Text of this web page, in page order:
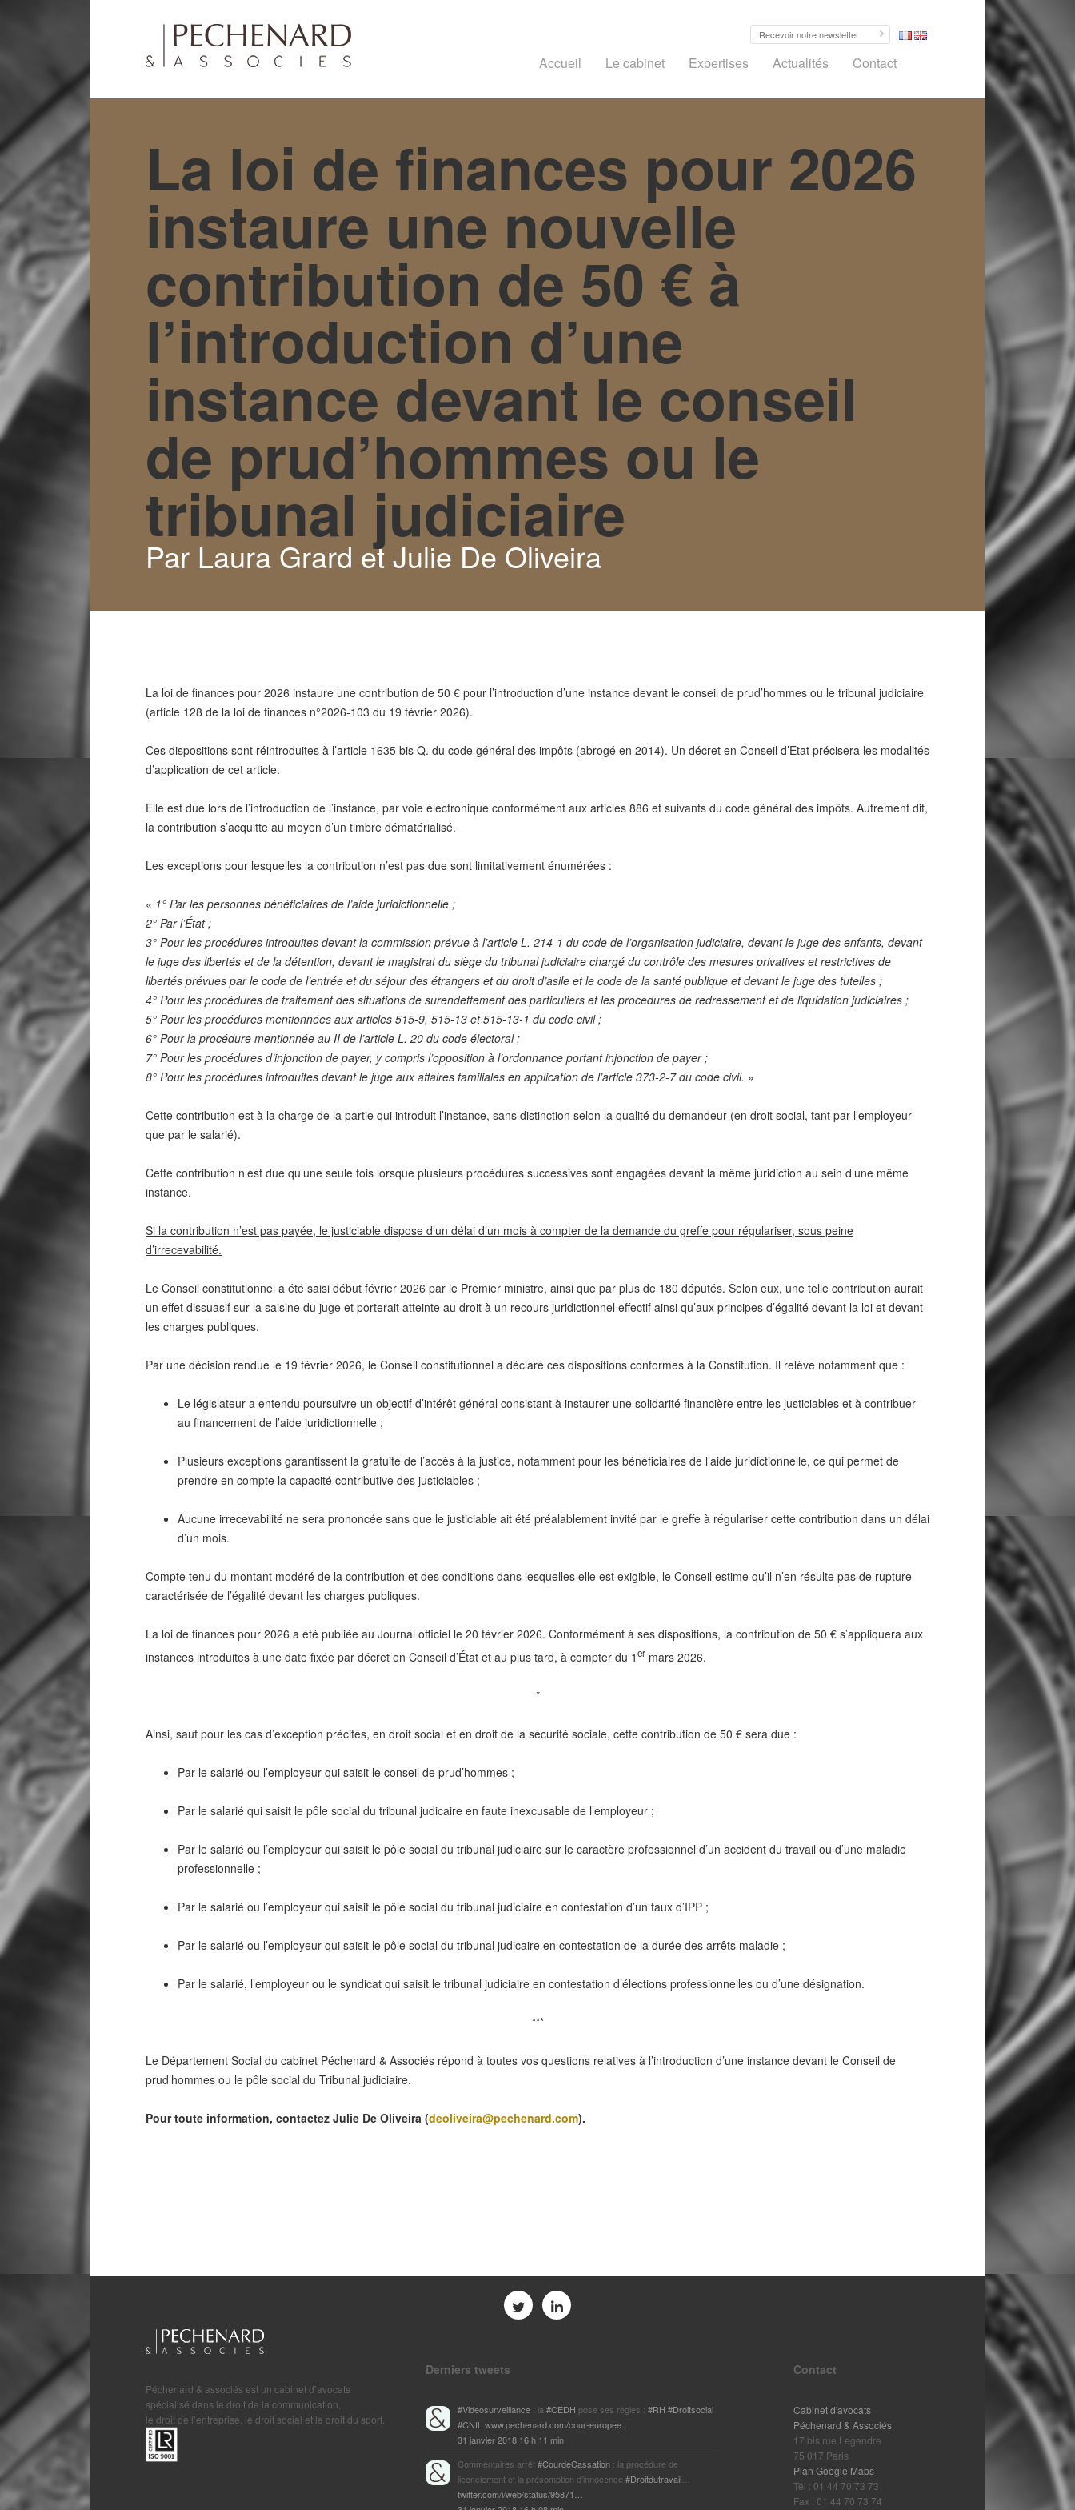
Accueil Le cabinet Expertises Actualités Contact
La loi de finances pour 2026
instaure une nouvelle
contribution de 50 € à
l’introduction d’une
instance devant le conseil
de prud’hommes ou le
tribunal judiciaire
Par Laura Grard et Julie De Oliveira
La loi de finances pour 2026 instaure une contribution de 50 € pour l’introduction d’une instance devant le conseil de prud’hommes ou le tribunal judiciaire
(article 128 de la loi de finances n°2026-103 du 19 février 2026).
Ces dispositions sont réintroduites à l’article 1635 bis Q. du code général des impôts (abrogé en 2014). Un décret en Conseil d’Etat précisera les modalités
d’application de cet article.
Elle est due lors de l’introduction de l’instance, par voie électronique conformément aux articles 886 et suivants du code général des impôts. Autrement dit,
la contribution s’acquitte au moyen d’un timbre dématérialisé.
Les exceptions pour lesquelles la contribution n’est pas due sont limitativement énumérées :
« 1° Par les personnes bénéficiaires de l’aide juridictionnelle ;
2° Par l’État ;
3° Pour les procédures introduites devant la commission prévue à l’article L. 214-1 du code de l’organisation judiciaire, devant le juge des enfants, devant
le juge des libertés et de la détention, devant le magistrat du siège du tribunal judiciaire chargé du contrôle des mesures privatives et restrictives de
libertés prévues par le code de l’entrée et du séjour des étrangers et du droit d’asile et le code de la santé publique et devant le juge des tutelles ;
4° Pour les procédures de traitement des situations de surendettement des particuliers et les procédures de redressement et de liquidation judiciaires ;
5° Pour les procédures mentionnées aux articles 515-9, 515-13 et 515-13-1 du code civil ;
6° Pour la procédure mentionnée au II de l’article L. 20 du code électoral ;
7° Pour les procédures d’injonction de payer, y compris l’opposition à l’ordonnance portant injonction de payer ;
8° Pour les procédures introduites devant le juge aux affaires familiales en application de l’article 373-2-7 du code civil. »
Cette contribution est à la charge de la partie qui introduit l’instance, sans distinction selon la qualité du demandeur (en droit social, tant par l’employeur
que par le salarié).
Cette contribution n’est due qu’une seule fois lorsque plusieurs procédures successives sont engagées devant la même juridiction au sein d’une même
instance.
Si la contribution n’est pas payée, le justiciable dispose d’un délai d’un mois à compter de la demande du greffe pour régulariser, sous peine
d’irrecevabilité.
Le Conseil constitutionnel a été saisi début février 2026 par le Premier ministre, ainsi que par plus de 180 députés. Selon eux, une telle contribution aurait
un effet dissuasif sur la saisine du juge et porterait atteinte au droit à un recours juridictionnel effectif ainsi qu’aux principes d’égalité devant la loi et devant
les charges publiques.
Par une décision rendue le 19 février 2026, le Conseil constitutionnel a déclaré ces dispositions conformes à la Constitution. Il relève notamment que :
Le législateur a entendu poursuivre un objectif d’intérêt général consistant à instaurer une solidarité financière entre les justiciables et à contribuer
au financement de l’aide juridictionnelle ;
Plusieurs exceptions garantissent la gratuité de l’accès à la justice, notamment pour les bénéficiaires de l’aide juridictionnelle, ce qui permet de
prendre en compte la capacité contributive des justiciables ;
Aucune irrecevabilité ne sera prononcée sans que le justiciable ait été préalablement invité par le greffe à régulariser cette contribution dans un délai
d’un mois.
Compte tenu du montant modéré de la contribution et des conditions dans lesquelles elle est exigible, le Conseil estime qu’il n’en résulte pas de rupture
caractérisée de l’égalité devant les charges publiques.
La loi de finances pour 2026 a été publiée au Journal officiel le 20 février 2026. Conformément à ses dispositions, la contribution de 50 € s’appliquera aux
instances introduites à une date fixée par décret en Conseil d’État et au plus tard, à compter du 1er mars 2026.
*
Ainsi, sauf pour les cas d’exception précités, en droit social et en droit de la sécurité sociale, cette contribution de 50 € sera due :
Par le salarié ou l’employeur qui saisit le conseil de prud’hommes ;
Par le salarié qui saisit le pôle social du tribunal judicaire en faute inexcusable de l’employeur ;
Par le salarié ou l’employeur qui saisit le pôle social du tribunal judiciaire sur le caractère professionnel d’un accident du travail ou d’une maladie
professionnelle ;
Par le salarié ou l’employeur qui saisit le pôle social du tribunal judiciaire en contestation d’un taux d’IPP ;
Par le salarié ou l’employeur qui saisit le pôle social du tribunal judicaire en contestation de la durée des arrêts maladie ;
Par le salarié, l’employeur ou le syndicat qui saisit le tribunal judiciaire en contestation d’élections professionnelles ou d’une désignation.
***
Le Département Social du cabinet Péchenard & Associés répond à toutes vos questions relatives à l’introduction d’une instance devant le Conseil de
prud’hommes ou le pôle social du Tribunal judiciaire.
Pour toute information, contactez Julie De Oliveira (deoliveira@pechenard.com).
Péchenard & associés est un cabinet d’avocats
spécialisé dans le droit de la communication,
le droit de l’entreprise, le droit social et le droit du sport.
Derniers tweets
#Videosurveillance : la #CEDH pose ses règles : #RH #Droitsocial
#CNIL www.pechenard.com/cour-europee…
31 janvier 2018 16 h 11 min
Commentaires arrêt#CourdeCassation : la procédure de
licenciement et la présomption d'innocence#Droitdutravail
twitter.com/i/web/status/95871…
Contact
Cabinet d'avocats
Péchenard & Associés
17 bis rue Legendre
75 017 Paris
Plan Google Maps
Tél : 01 44 70 73 73
Fax : 01 44 70 73 74